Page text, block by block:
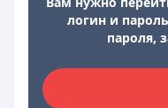
логин и
пароля,